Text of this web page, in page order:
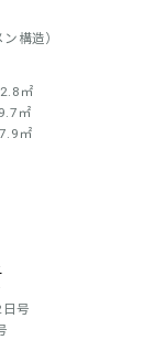
構造）
㎡
㎡
㎡
号